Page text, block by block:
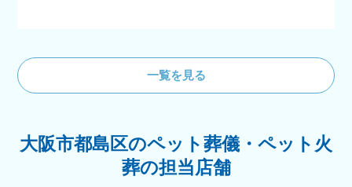
一覧を見る
大阪市都島区のペット葬儀・ペット火
葬の担当店舗